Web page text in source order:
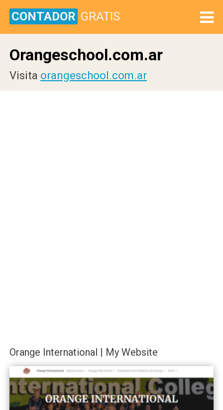
CONTADOR GRATIS
Orangeschool.com.ar
Visita orangeschool.com.ar
Orange International | My Website